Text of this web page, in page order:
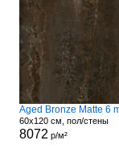
Aged Bronze Matte 6
60x120 см, пол/стены
8072 р/м²